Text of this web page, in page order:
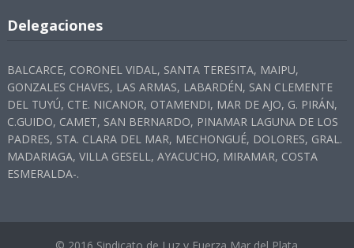
Delegaciones
BALCARCE, CORONEL VIDAL, SANTA TERESITA, MAIPU,
GONZALES CHAVES, LAS ARMAS, LABARDÉN, SAN CLEMENTE
DEL TUYÚ, CTE. NICANOR, OTAMENDI, MAR DE AJO, G. PIRÁN,
C.GUIDO, CAMET, SAN BERNARDO, PINAMAR LAGUNA DE LOS
PADRES, STA. CLARA DEL MAR, MECHONGUÉ, DOLORES, GRAL.
MADARIAGA, VILLA GESELL, AYACUCHO, MIRAMAR, COSTA
ESMERALDA-.